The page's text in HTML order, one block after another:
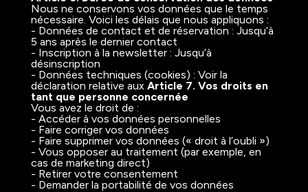
Nous ne conservons vos données que le temps
nécessaire. Voici les délais que nous appliquons :
- Données de contact et de réservation : Jusqu’à
5 ans après le dernier contact
- Inscription à la newsletter : Jusqu’à
désinscription
- Données techniques (cookies) : Voir la
déclaration relative aux Article 7. Vos droits en
tant que personne concernée
Vous avez le droit de :
- Accéder à vos données personnelles
- Faire corriger vos données
- Faire supprimer vos données (« droit à l’oubli »)
- Vous opposer au traitement (par exemple, en
cas de marketing direct)
- Retirer votre consentement
- Demander la portabilité de vos données